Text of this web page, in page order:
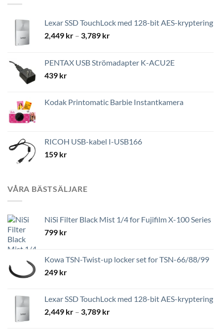
produktsidan
Lexar SSD TouchLock med 128-bit AES-kryptering
2,449 kr – 3,789 krPrisintervall:
3,789 kr
PENTAX USB Strömadapter K-ACU2E
439 kr
Kodak Printomatic Barbie Instantkamera
RICOH USB-kabel I-USB166
159 kr
VÅRA BÄSTSÄLJARE
NiSi Filter Black Mist 1/4 for Fujifilm X-100 Series
799 kr
Kowa TSN-Twist-up locker set for TSN-66/88/99
249 kr
Lexar SSD TouchLock med 128-bit AES-kryptering
2,449 kr – 3,789 krPrisintervall: